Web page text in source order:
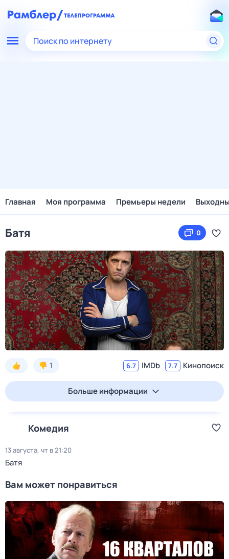
Поиск по интернету
Главная Моя программа Премьеры недели
Батя 0
1 6.7 IMDb 7.7 Кинопоиск
Больше информации
Комедия
13 августа, чт в 21:20
Батя
Вам может понравиться